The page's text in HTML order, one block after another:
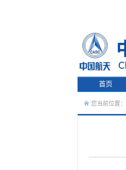
首页
您当前位置：